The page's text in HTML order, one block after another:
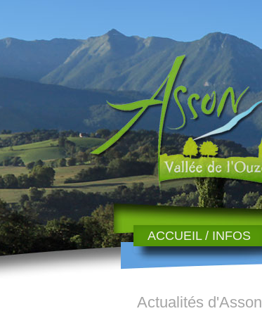
ACCUEIL / INFOS
Actualités d'Asson